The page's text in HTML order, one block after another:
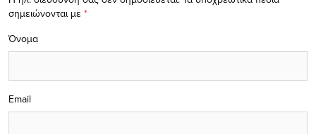
σημειώνονται με *
Όνομα
Email